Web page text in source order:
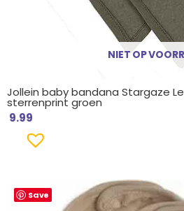
NIET OP
Jollein baby bandana Stargaze
sterrenprint groen
9.99
Save